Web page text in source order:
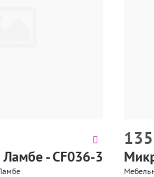
- CF036-3
135